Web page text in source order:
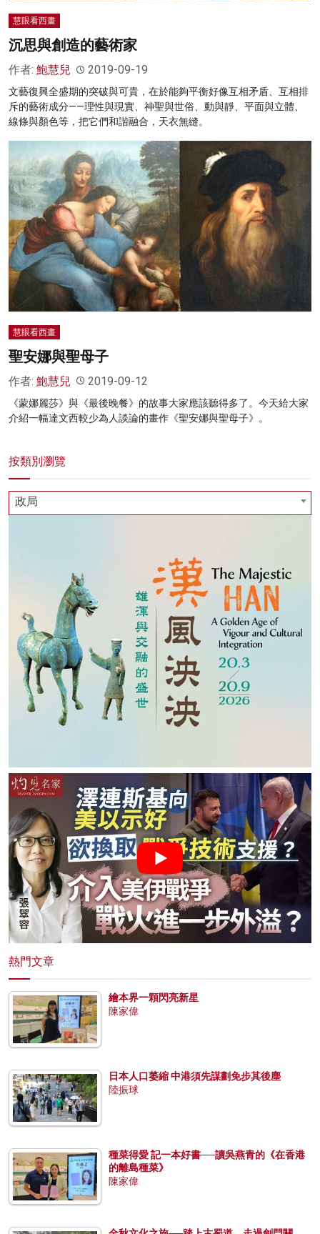
慧眼看西畫
沉思與創造的藝術家
作者: 鮑慧兒 2019-09-19
文藝復興全盛期的突破與可貴，在於能夠平衡好像互相矛盾、互相排
斥的藝術成分——理性與現實、神聖與世俗、動與靜、平面與立體、
線條與顏色等，把它們和諧融合，天衣無縫。
慧眼看西畫
聖安娜與聖母子
作者: 鮑慧兒 2019-09-12
《蒙娜麗莎》與《最後晚餐》的故事大家應該聽得多了。今天給大家
介紹一幅達文西較少為人談論的畫作《聖安娜與聖母子》。
按類別瀏覽
政局
熱門文章
繪本界一顆閃亮新星
陳家偉
日本人口萎縮 中港須先謀劃免步其後塵
陸振球
種菜得愛 記一本好書──讀吳燕青的《在香港
的離島種菜》
陳家偉